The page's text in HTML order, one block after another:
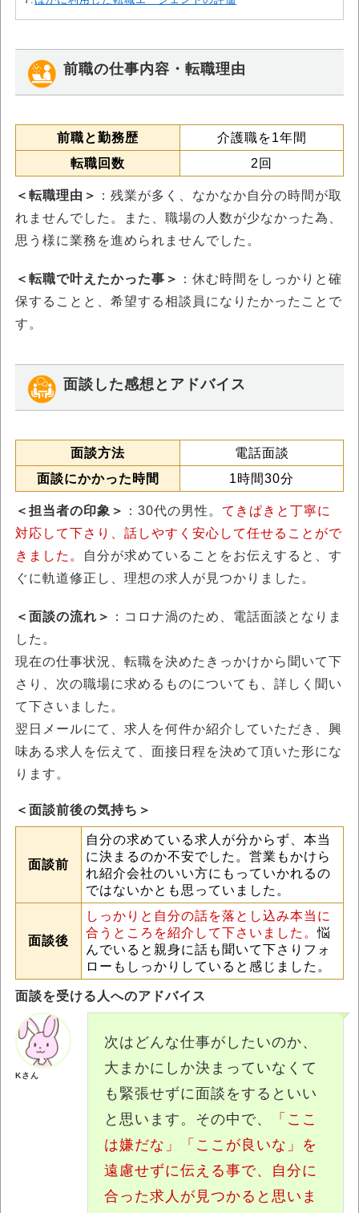
前職の仕事内容・転職理由
前職と勤務歴
介護職を1年間
転職回数
2回
＜転職理由＞
：残業が多く、なかなか自分の時間が取
れませんでした。また、職場の人数が少なかった為、
思う様に業務を進められませんでした。
＜転職で叶えたかった事＞
：休む時間をしっかりと確
保することと、希望する相談員になりたかったことで
す。
面談した感想とアドバイス
面談方法
電話面談
面談にかかった時間
1時間30分
＜担当者の印象＞ ：30代の男性。 てきぱきと丁寧に
対応して下さり、話しやすく安心して任せることがで
きました。
自分が求めていることをお伝えすると、す
ぐに軌道修正し、理想の求人が見つかりました。
＜面談の流れ＞
：コロナ渦のため、電話面談となりま
した。
現在の仕事状況、転職を決めたきっかけから聞いて下
さり、次の職場に求めるものについても、詳しく聞い
て下さいました。
翌日メールにて、求人を何件か紹介していただき、興
味ある求人を伝えて、面接日程を決めて頂いた形にな
ります。
＜面談前後の気持ち＞
面談前
自分の求めている求人が分からず、本当
に決まるのか不安でした。営業もかけら
れ紹介会社のいい方にもっていかれるの
ではないかとも思っていました。
面談後
しっかりと自分の話を落とし込み本当に
合うところを紹介して下さいました。悩
んでいると親身に話も聞いて下さりフォ
ローもしっかりしていると感じました。
面談を受ける人へのアドバイス
次はどんな仕事がしたいのか、
大まかにしか決まっていなくて
も緊張せずに面談をするといい
と思います。その中で、
「ここ
は嫌だな」「ここが良いな」を
遠慮せずに伝える事で、自分に
合った求人が見つかると思いま
Kさん